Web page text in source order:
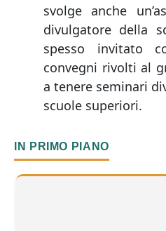
svolge anche
divulgatore della
spesso invitato
convegni rivolti al
a tenere seminari
scuole superiori.
IN PRIMO PIANO